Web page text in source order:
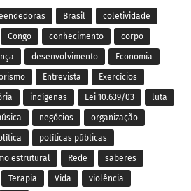
Brasil coletividade
Congo conhecimento corpo
desenvolvimento Economia
Entrevista Exercícios
indígenas Lei 10.639/03 luta
negócios organização
políticas públicas
estrutural Rede saberes
Terapia Vida violência